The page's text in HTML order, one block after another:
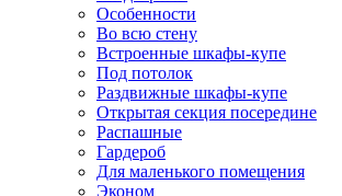
Особенности
Во всю стену
Встроенные шкафы-купе
Под потолок
Раздвижные шкафы-купе
Открытая секция посередине
Распашные
Гардероб
Для маленького помещения
Эконом